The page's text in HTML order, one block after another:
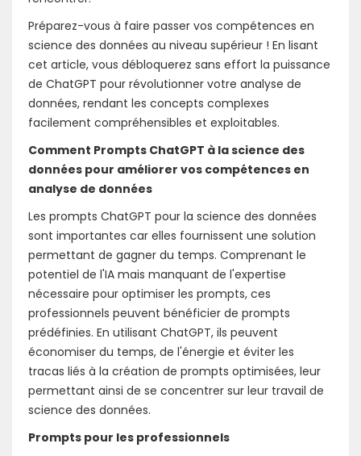
Préparez-vous à faire passer vos compétences en
science des données au niveau supérieur ! En lisant
cet article, vous débloquerez sans effort la puissance
de ChatGPT pour révolutionner votre analyse de
données, rendant les concepts complexes
facilement compréhensibles et exploitables.
Comment Prompts ChatGPT à la science des
données pour améliorer vos compétences en
analyse de données
Les prompts ChatGPT pour la science des données
sont importantes car elles fournissent une solution
permettant de gagner du temps. Comprenant le
potentiel de l'IA mais manquant de l'expertise
nécessaire pour optimiser les prompts, ces
professionnels peuvent bénéficier de prompts
prédéfinies. En utilisant ChatGPT, ils peuvent
économiser du temps, de l'énergie et éviter les
tracas liés à la création de prompts optimisées, leur
permettant ainsi de se concentrer sur leur travail de
science des données.
Prompts pour les professionnels